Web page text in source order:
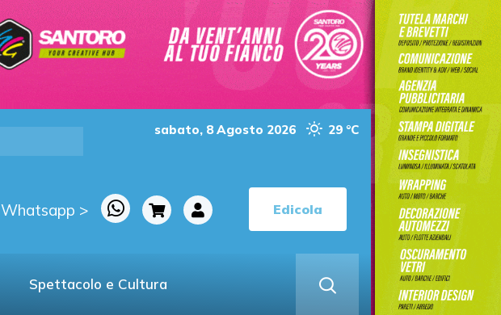
sabato, 8 Agosto 2026 29 °C
> Edicola
Spettacolo e Cultura